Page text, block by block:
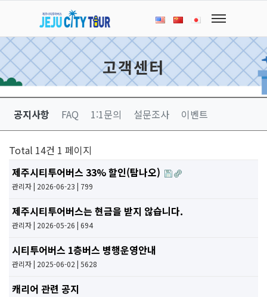
고객센터
공지사항 FAQ 1:1문의 설문조사 이벤트
Total 14건 1 페이지
제주시티투어버스 33% 할인(탐나오)
관리자| 2026-06-23 | 799
제주시티투어버스는 현금을 받지 않습니다.
관리자| 2026-05-26 | 694
시티투어버스 1층버스 병행운영안내
관리자| 2025-06-02 | 5628
캐리어 관련 공지